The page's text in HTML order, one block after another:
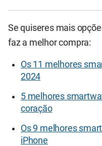
Se quiseres mais
faz a melhor compra:
Os 11 melhores
2024
5 melhores
coração
Os 9 melhores
iPhone